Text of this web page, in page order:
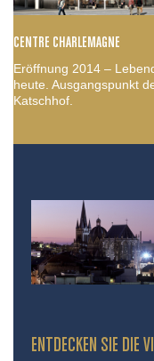
CENTRE CHARLEMAGNE
Eröffnung 2014 –
heute. Ausgangspunkt
Katschhof.
ENTDECKEN SIE DIE